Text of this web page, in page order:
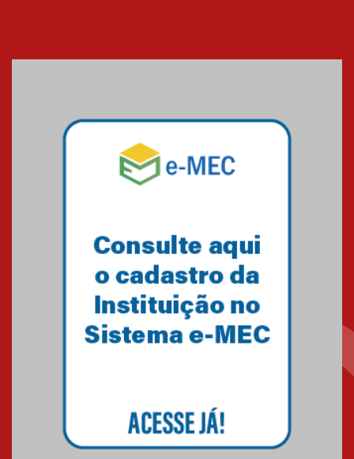
04.08.2026
Como o Colégio Mackenzie
Brasília prepara seus
Como os pais podem investir
na educação dos filhos além da
escola
docentes para debater
inovação e desafios da
educação superior
04.08.2026